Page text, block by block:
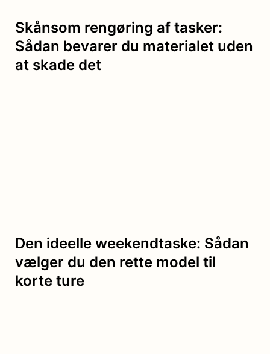
Skånsom rengøring af tasker:
Sådan bevarer du materialet uden
at skade det
Den ideelle weekendtaske: Sådan
vælger du den rette model til
korte ture